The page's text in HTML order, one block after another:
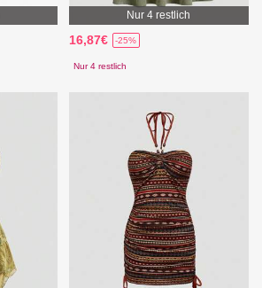
Nur 4 restlich
16,87€ -25%
Nur 4 restlich